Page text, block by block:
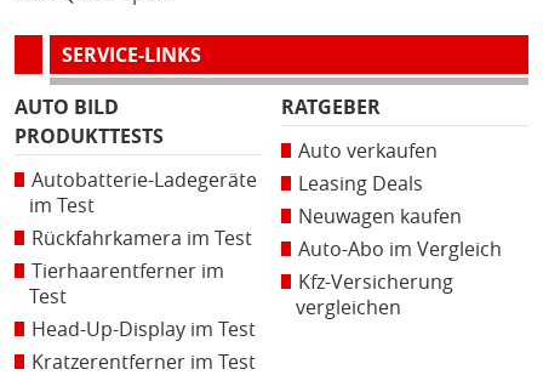
SERVICE-LINKS
AUTO BILD
PRODUKTTESTS
Autobatterie-Ladegeräte
im Test
Rückfahrkamera im Test
Tierhaarentferner im
Test
Head-Up-Display im Test
Kratzerentferner im Test
RATGEBER
Auto verkaufen
Leasing Deals
Neuwagen kaufen
Auto-Abo im Vergleich
Kfz-Versicherung
vergleichen